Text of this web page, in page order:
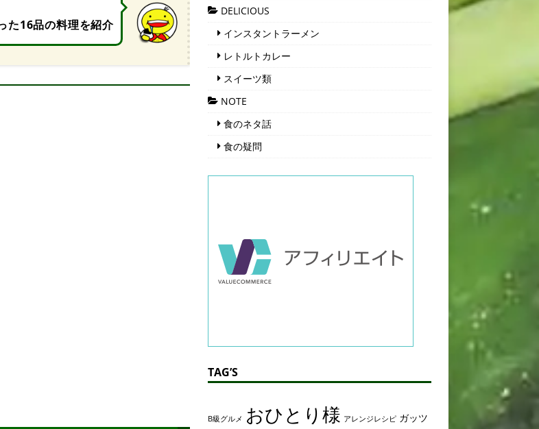
た16品の料理を紹介
DELICIOUS
インスタントラーメン
レトルトカレー
スイーツ類
NOTE
食のネタ話
食の疑問
TAG’S
B級グルメ おひとり様 アレンジレシピ ガッツ